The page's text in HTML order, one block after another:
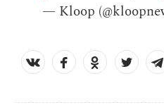
— Kloop